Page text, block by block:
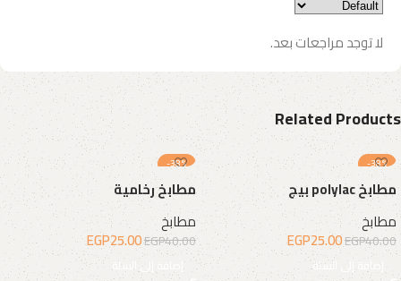
لا توجد مراجعات بعد.
Related Products
-38%
مطابخ polylac بيج
مطابخ
EGP40.00
EGP25.00
إضافة إلى السلة
-38%
مطابخ رخامية
مطابخ
EGP40.00
EGP25.00
إضافة إلى السلة